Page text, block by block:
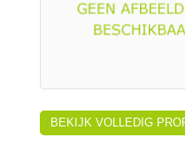
BEKIJK VOLLEDIG